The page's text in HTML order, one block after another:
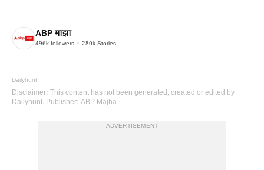
ABP माझा
496k followers 280k Stories
Dailyhunt
Disclaimer: This content has not been generated, created or edited by
Dailyhunt. Publisher: ABP Majha
ADVERTISEMENT